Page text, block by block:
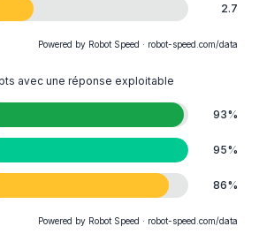
2.7
Powered by Robot Speed · robot-speed.com/data
avec une réponse exploitable
93%
95%
86%
Powered by Robot Speed · robot-speed.com/data